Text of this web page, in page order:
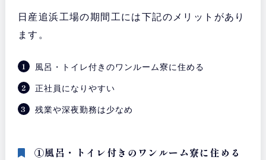
日産追浜工場の期間工には下記のメリットがあり
ます。
風呂・トイレ付きのワンルーム寮に住める
正社員になりやすい
残業や深夜勤務は少なめ
①風呂・トイレ付きのワンルーム寮に住める